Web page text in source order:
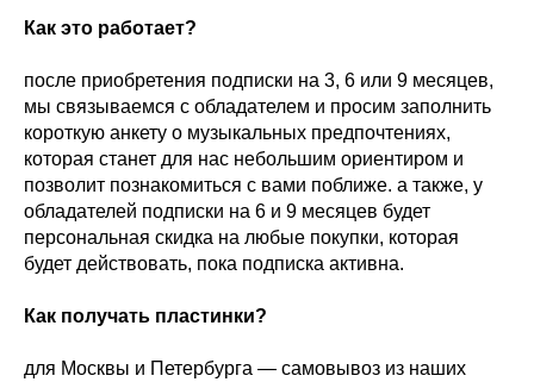
Как это работает?
после приобретения подписки на 3, 6 или 9 месяцев,
мы связываемся с обладателем и просим заполнить
короткую анкету о музыкальных предпочтениях,
которая станет для нас небольшим ориентиром и
позволит познакомиться с вами поближе. а также, у
обладателей подписки на 6 и 9 месяцев будет
персональная скидка на любые покупки, которая
будет действовать, пока подписка активна.
Как получать пластинки?
для Москвы и Петербурга — самовывоз из наших